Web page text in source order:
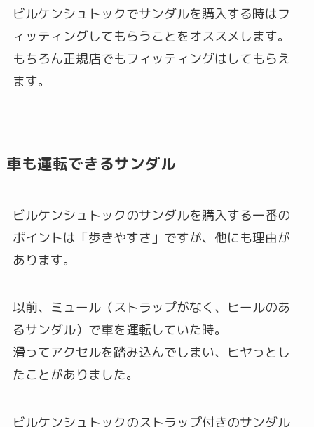
ビルケンシュトックでサンダルを購入する時はフ
ィッティングしてもらうことをオススメします。
もちろん正規店でもフィッティングはしてもらえ
ます。
車も運転できるサンダル
ビルケンシュトックのサンダルを購入する一番の
ポイントは「歩きやすさ」ですが、他にも理由が
あります。
以前、ミュール（ストラップがなく、ヒールのあ
るサンダル）で車を運転していた時。
滑ってアクセルを踏み込んでしまい、ヒヤっとし
たことがありました。
ビルケンシュトックのストラップ付きのサンダル